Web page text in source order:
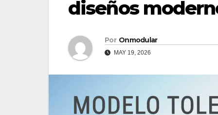
diseños
Por Onmodular
MAY 19, 2026